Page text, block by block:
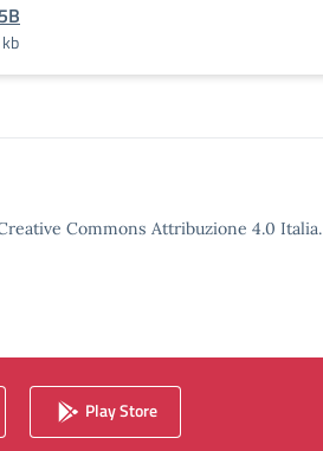
Commons Attribuzione 4.0 Italia.
Play Store